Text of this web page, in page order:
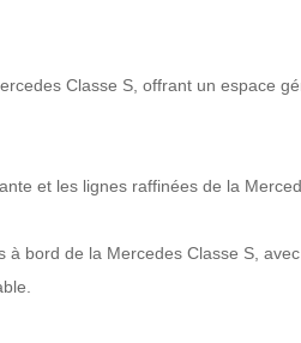
Classe S, offrant un espace
et les lignes raffinées de la
bord de la Mercedes Classe S,